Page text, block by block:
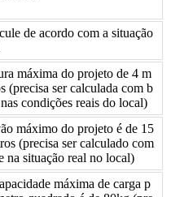
de acordo com a situação
máxima do projeto de 4 m
(precisa ser calculada com b
nas condições reais do local)
máximo do projeto é de 15
(precisa ser calculado com
na situação real no local)
máxima de carga p